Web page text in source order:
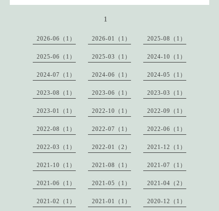
1
2026-06（1） 2026-01（1） 2025-08（1）
2025-06（1） 2025-03（1） 2024-10（1）
2024-07（1） 2024-06（1） 2024-05（1）
2023-08（1） 2023-06（1） 2023-03（1）
2023-01（1） 2022-10（1） 2022-09（1）
2022-08（1） 2022-07（1） 2022-06（1）
2022-03（1） 2022-01（2） 2021-12（1）
2021-10（1） 2021-08（1） 2021-07（1）
2021-06（1） 2021-05（1） 2021-04（2）
2021-02（1） 2021-01（1） 2020-12（1）